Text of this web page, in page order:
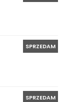
SPRZEDAM
SPRZEDAM